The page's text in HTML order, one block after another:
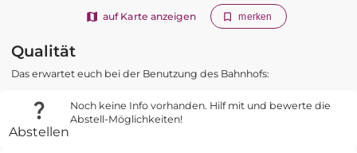
auf Karte anzeigen merken
Qualität
Das erwartet euch bei der Benutzung des Bahnhofs:
Abstellen
Noch keine Info vorhanden. Hilf mit und bewerte die
Abstell-Möglichkeiten!